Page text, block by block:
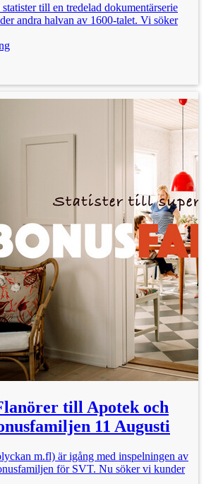
till en tredelad dokumentärserie
andra halvan av 1600-talet. Vi söker
till Apotek och
11 Augusti
m.fl) är igång med inspelningen av
för SVT. Nu söker vi kunder